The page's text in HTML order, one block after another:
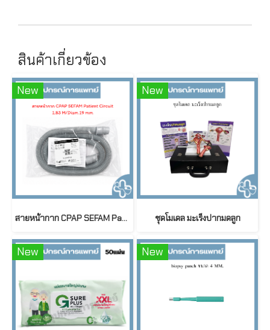
สินค้าเกี่ยวข้อง
New
สายหน้ากาก CPAP SEFAM Patient Circuit 1.83 M / Diameter 19 mm
New
ชุดโมเดล มะเร็งปากมดลูก
New New